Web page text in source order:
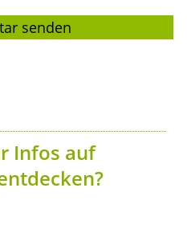
Infos auf